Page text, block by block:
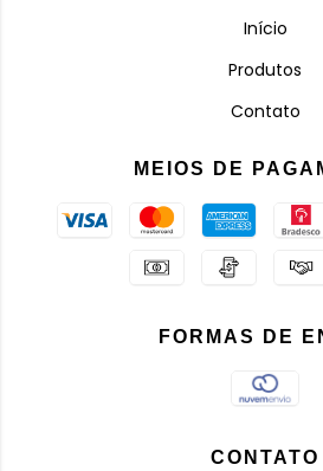
Início
Produtos
Contato
MEIOS DE
FORMAS DE
CONTATO